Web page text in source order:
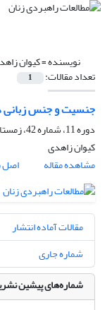
نویسنده =کیوان
تعداد مقالات: 1
جنسیت و جنس زبانی
دوره 11، شماره 42، زمستان 1387، صفحه
کیوان زاهدی
مشاهده مقاله
اصل
مقالات آماده انتشار
شماره جاری
شماره‌های پیشین